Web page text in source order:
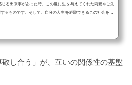
じる出来事があった時、この世に生を与えてくれた両親やご先
るものです。そして、自分の人生を経験できるこの社会を創
た。社会人の先輩として尊敬せずにはいられません。そんな大
し合う」が、互いの関係性の基盤